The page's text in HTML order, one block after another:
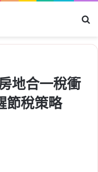
地合一稅衝
節稅策略